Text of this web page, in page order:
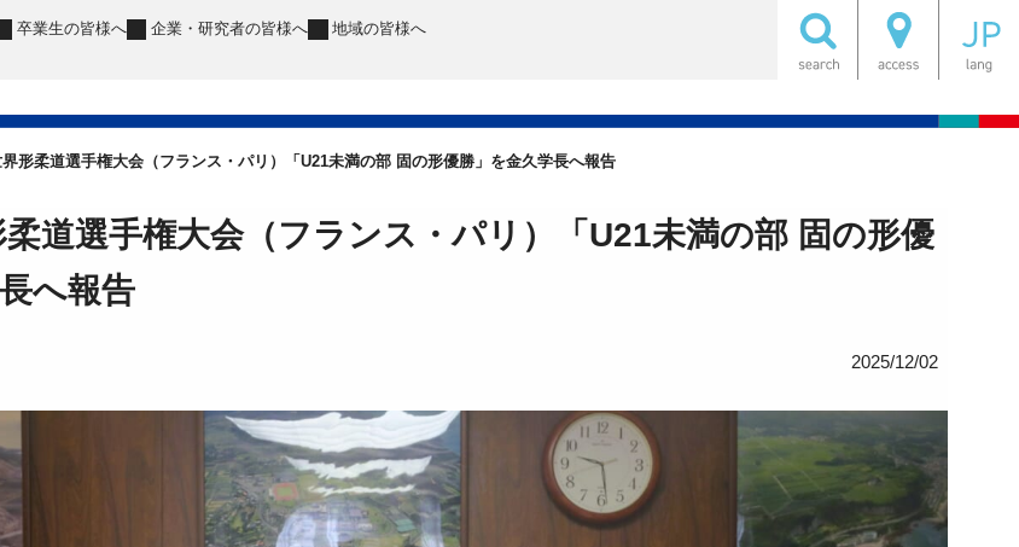
卒業生の皆様へ 企業・研究者の皆様へ 地域の皆様へ
形柔道選手権大会（フランス・パリ）「U21未満の部 固の形優勝」を金久学長へ報告
道選手権大会（フランス・パリ）「U21未満の部 固の形優
へ報告
2025/12/02